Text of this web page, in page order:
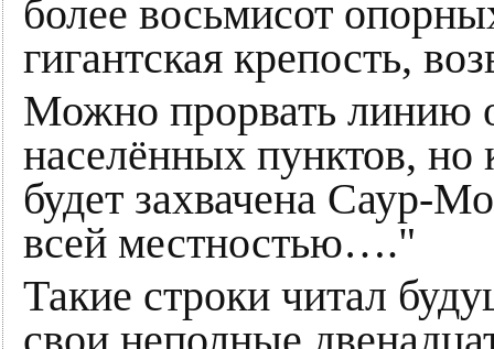
более восьмисот
гигантская крепость,
Можно прорвать линию
населённых пунктов, но
будет захвачена Саур-
всей местностью…."
Такие строки читал